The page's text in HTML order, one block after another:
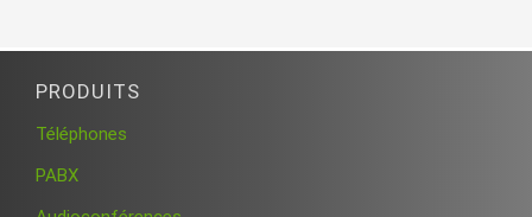
PRODUITS
Téléphones
PABX